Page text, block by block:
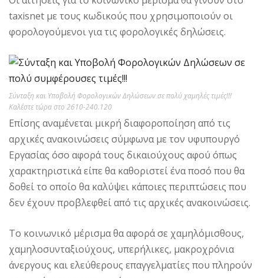
taxisnet με τους κωδικούς που χρησιμοποιούν οι
φορολογούμενοι για τις φορολογικές δηλώσεις.
Σύνταξη και Υποβολή Φορολογικών Δηλώσεων σε πολύ χαμηλές τιμές!!!
Καλέστε τώρα στο 2610-240.120
Επίσης αναμένεται μικρή διαφοροποίηση από τις
αρχικές ανακοινώσεις σύμφωνα με τον υφυπουργό
Εργασίας όσο αφορά τους δικαιούχους αφού όπως
χαρακτηριστικά είπε θα καθοριστεί ένα ποσό που θα
δοθεί το οποίο θα καλύψει κάποιες περιπτώσεις που
δεν έχουν προβλεφθεί από τις αρχικές ανακοινώσεις.
Το κοινωνικό μέρισμα θα αφορά σε χαμηλόμισθους,
χαμηλοσυνταξιούχους, υπερήλικες, μακροχρόνια
άνεργους και ελεύθερους επαγγελματίες που πληρούν